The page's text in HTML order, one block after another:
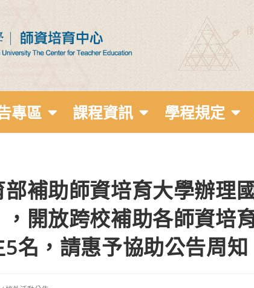
專區 課程資訊 學程規定
補助師資培育大學辦理
開放跨校補助各師資培
名，請惠予協助公告周知